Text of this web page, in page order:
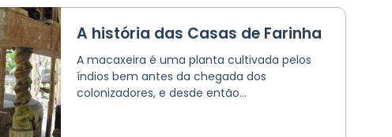
A história das Casas de Farinha
A macaxeira é uma planta cultivada pelos
índios bem antes da chegada dos
colonizadores, e desde então...